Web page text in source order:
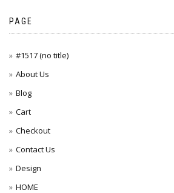
PAGE
#1517 (no title)
About Us
Blog
Cart
Checkout
Contact Us
Design
HOME